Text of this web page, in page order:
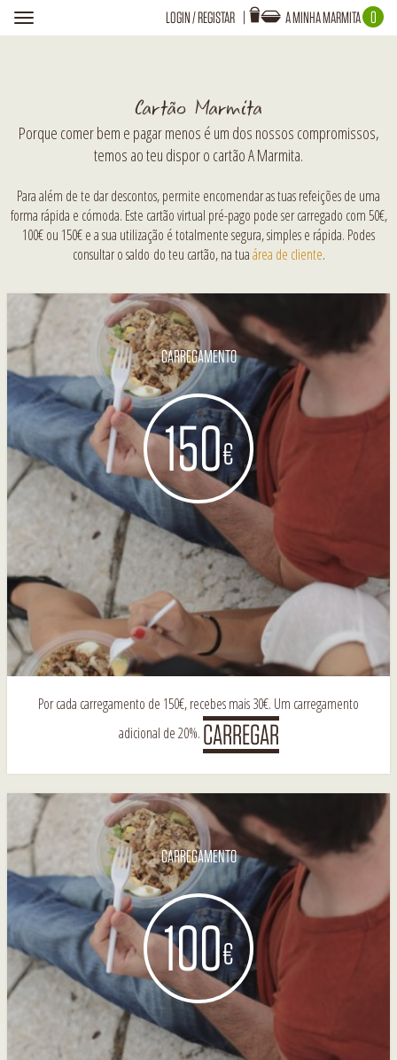
Toggle
navigation
A MINHA MARMITA 0
LOGIN/REGISTAR
Recuperar Password
Cartão Marmita
Porque comer bem e pagar menos é um dos nossos compromissos,
temos ao teu dispor o cartão A Marmita.
Para além de te dar descontos, permite encomendar as tuas refeições de uma
forma rápida e cómoda. Este cartão virtual pré-pago pode ser carregado com 50€,
100€ ou 150€ e a sua utilização é totalmente segura, simples e rápida. Podes
consultar o saldo do teu cartão, na tuaárea de cliente.
CARREGAMENTO
150€
Por cada carregamento de 150€, recebes mais 30€. Um carregamento
adicional de 20%.
CARREGAMENTO
100€